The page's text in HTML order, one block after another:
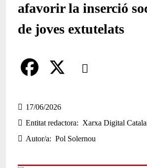
afavorir la inserció
de joves extutelats
Comparteix
a
c
e
17/06/2026
Entitat redactora
Xarxa Digital
Autor/a
Pol Solernou